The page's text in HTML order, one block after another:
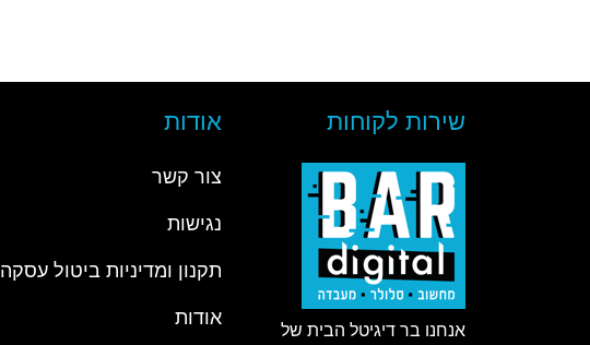
שירות לקוחות
אנחנו בר דיגיטל הבית של
אודות
צור קשר
נגישות
תקנון ומדיניות ביטול עסקה
אודות